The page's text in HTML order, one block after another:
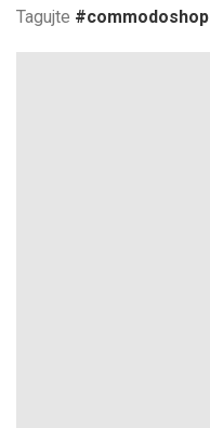
Tagujte #commodoshop